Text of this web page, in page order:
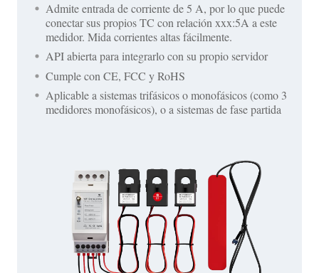
Admite entrada de corriente de 5 A, por lo que puede
conectar sus propios TC con relación xxx:5A a este
medidor. Mida corrientes altas fácilmente.
API abierta para integrarlo con su propio servidor
Cumple con CE, FCC y RoHS
Aplicable a sistemas trifásicos o monofásicos (como 3
medidores monofásicos), o a sistemas de fase partida